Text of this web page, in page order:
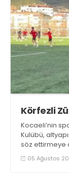
Körfezli
Kocaeli’nin
Kulübü,
söz ettirmeye
05 Ağustos